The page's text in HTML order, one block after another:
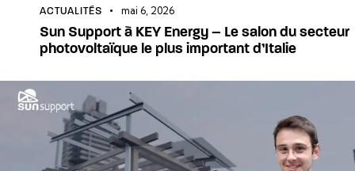
ACTUALITÉS mai 6, 2026
Sun Support à KEY Energy – Le salon du secteur
photovoltaïque le plus important d’Italie